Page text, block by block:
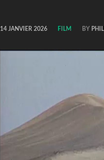
14 JANVIER 2026 FILM BY